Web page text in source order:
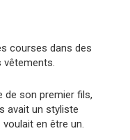
courses dans des
vêtements.
de son premier fils,
avait un styliste
voulait en être un.